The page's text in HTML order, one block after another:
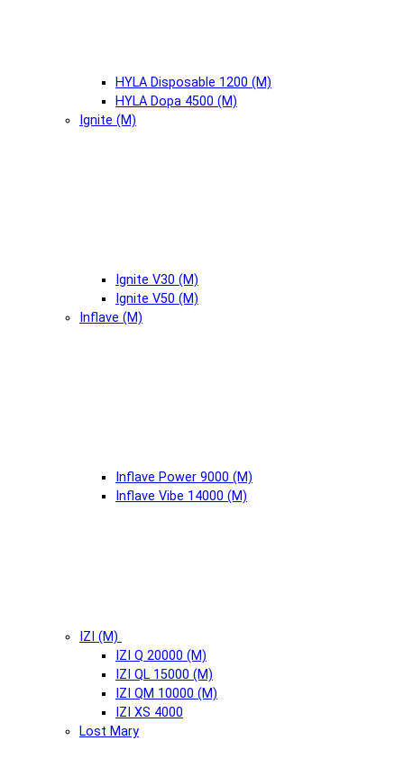
HYLA Disposable 1200 (М)
HYLA Dopa 4500 (М)
Ignite (М)
Ignite V30 (М)
Ignite V50 (М)
Inflave (М)
Inflave Power 9000 (М)
Inflave Vibe 14000 (М)
IZI (М)
IZI Q 20000 (М)
IZI QL 15000 (М)
IZI QM 10000 (М)
IZI XS 4000
Lost Mary